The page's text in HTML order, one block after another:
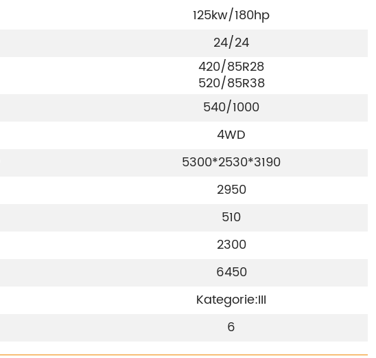
125kw/180hp
24/24
420/85R28
520/85R38
540/1000
4WD
5300*2530*3190
2950
510
2300
6450
Kategorie:III
6